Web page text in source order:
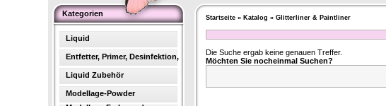
Kategorien
Liquid
Entfetter, Primer, Desinfektion,
Liquid Zubehör
Modellage-Powder
Startseite» Katalog » Glitterliner & Paintliner
Die Suche ergab keine genauen Treffer.
Möchten Sie nocheinmal Suchen?